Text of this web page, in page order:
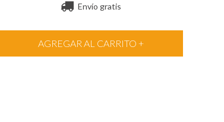
Envío gratis